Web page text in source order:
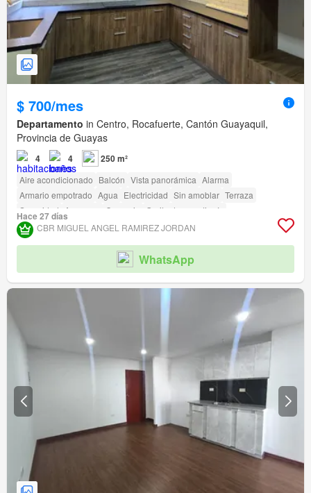
$ 700/mes
Departamento in Centro, Rocafuerte, Cantón Guayaquil,
Provincia de Guayas
4 4 250 m²
Aire acondicionado Balcón Vista panorámica Alarma
Armario empotrado Agua Electricidad Sin amoblar Terraza
Seguridad
Ascensor Conserje
Garita de guardianía
Acceso para personas con discapacidad
Hace 27 días
CBR MIGUEL ANGEL RAMIREZ JORDAN
WhatsApp